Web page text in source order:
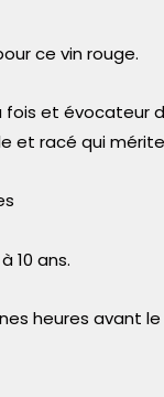
ce vin rouge.
et
et racé qui
10 ans.
heures avant le